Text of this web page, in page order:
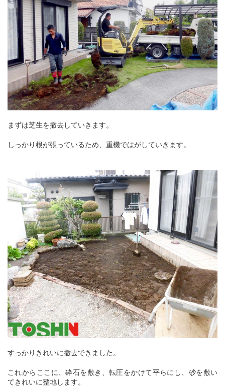
まずは芝生を撤去していきます。
しっかり根が張っているため、重機ではがしていきます。
すっかりきれいに撤去できました。
これからここに、砕石を敷き、転圧をかけて平らにし、 砂を敷い
てきれいに整地します。